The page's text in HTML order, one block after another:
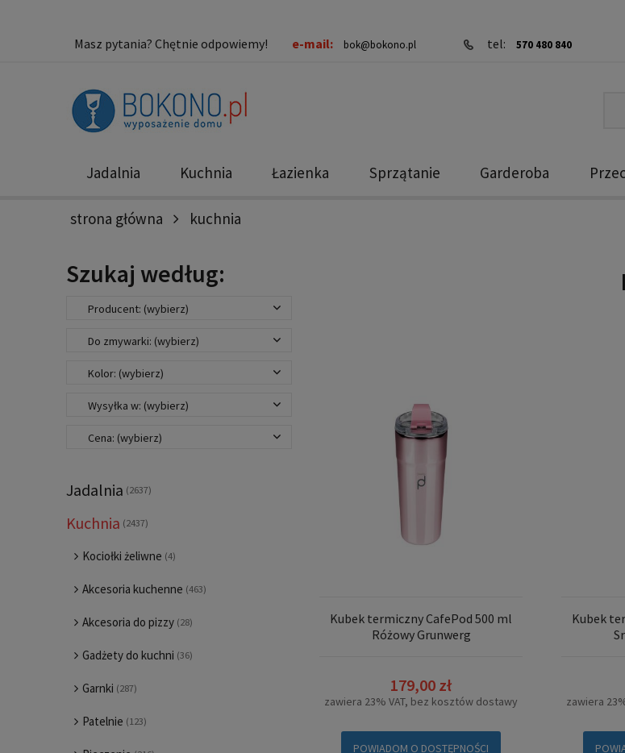
Masz pytania? Chętnie odpowiemy! e-mail: bok@bokono.pl tel: 570 480 840
Jadalnia Kuchnia Łazienka Sprzątanie Garderoba
Nowości Promocje
strona główna kuchnia
Szukaj według:
Producent: (wybierz)
Do zmywarki: (wybierz)
Kolor: (wybierz)
Wysyłka w: (wybierz)
Cena: (wybierz)
Jadalnia (2637)
Kuchnia (2437)
Kociołki żeliwne (4)
Akcesoria kuchenne (463)
Akcesoria do pizzy (28)
Gadżety do kuchni (36)
Garnki (287)
Patelnie (123)
Kubek termiczny CafePod 500 ml
Różowy Grunwerg
179,00 zł
zawiera 23% VAT, bez kosztów dostawy
POWIADOM O DOSTĘPNOŚCI
Kubek
zawiera